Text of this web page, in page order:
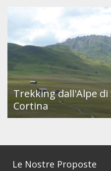
Trekking dall'Alpe
Cortina
Le Nostre Proposte